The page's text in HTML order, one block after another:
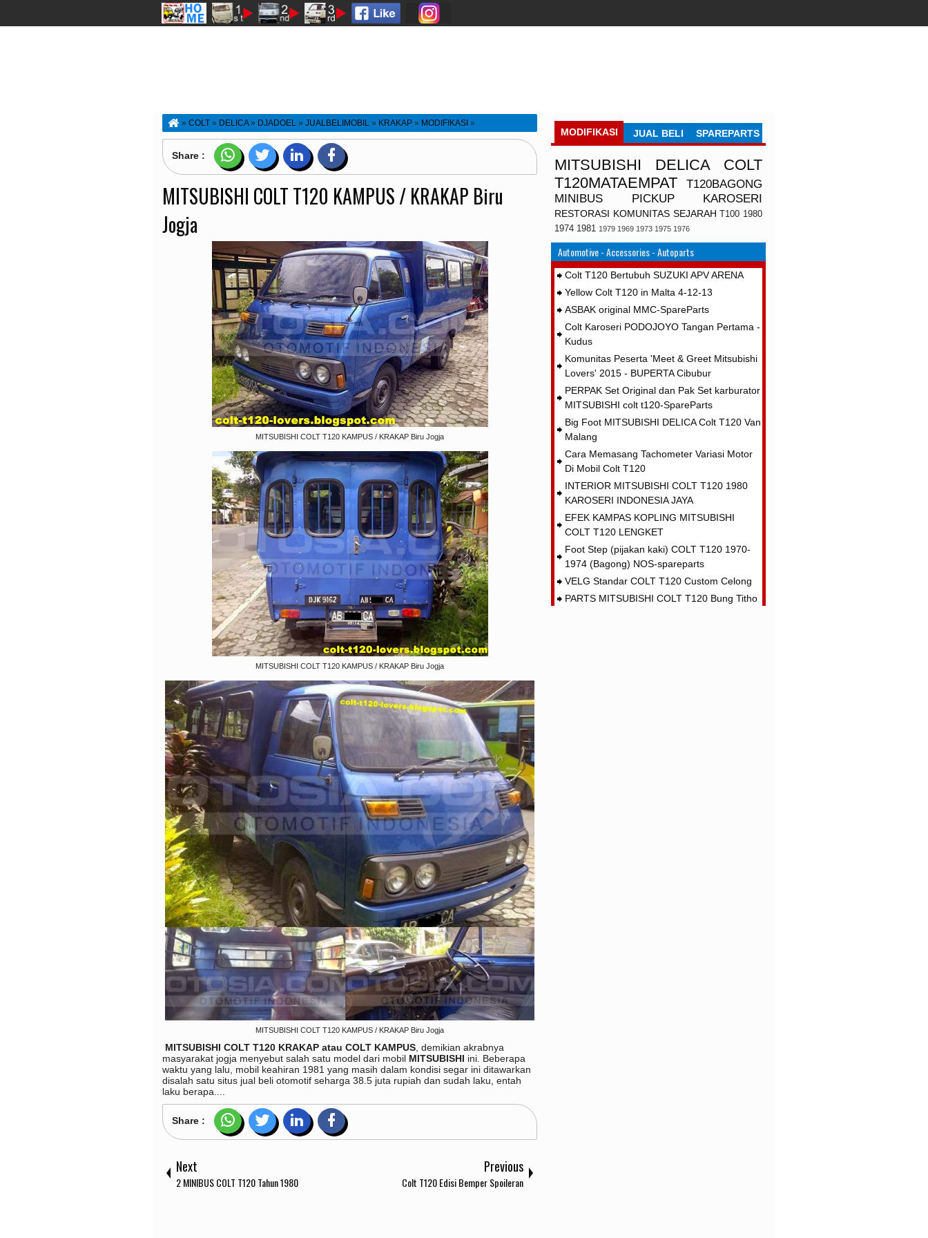
» COLT » DELICA» DJADOEL » JUALBELIMOBIL » KRAKAP » MODIFIKASI »
RAJAJALANAN»RESTORASI»T120MATAEMPAT»MITSUBISHI COLT T120 KAMPUS /
KRAKAP Biru Jogja
Share :
MITSUBISHI COLT T120 KAMPUS / KRAKAP Biru
Jogja
MITSUBISHI COLT T120 KAMPUS / KRAKAP Biru Jogja
MITSUBISHI COLT T120 KAMPUS / KRAKAP Biru Jogja
MITSUBISHI COLT T120 KAMPUS / KRAKAP Biru Jogja
MITSUBISHI COLT T120 KRAKAP atau COLT KAMPUS , demikian akrabnya
masyarakat jogja menyebut salah satu model dari mobil MITSUBISHI ini. Beberapa
waktu yang lalu, mobil keahiran 1981 yang masih dalam kondisi segar ini ditawarkan
disalah satu situs jual beli otomotif seharga 38.5 juta rupiah dan sudah laku, entah
laku berapa....
Share :
Next
2 MINIBUS COLT T120 Tahun 1980
Previous
Colt T120 Edisi Bemper Spoileran
MODIFIKASI JUAL BELI SPAREPARTS
MITSUBISHI DELICA
COLT
T120MATAEMPAT
T120BAGONG
MINIBUS
PICKUP KAROSERI
RESTORASI KOMUNITAS SEJARAH T100 1980
1974 1981 1979 1969 1973 1975 1976
Automotive - Accessories - Autoparts
Colt T120 Bertubuh SUZUKI APV ARENA
Yellow Colt T120 in Malta 4-12-13
ASBAK original MMC-SpareParts
Colt Karoseri PODOJOYO Tangan Pertama -
Kudus
Komunitas Peserta 'Meet & Greet Mitsubishi
Lovers' 2015 - BUPERTA Cibubur
PERPAK Set Original dan Pak Set karburator
MITSUBISHI colt t120-SpareParts
Big Foot MITSUBISHI DELICA Colt T120 Van
Malang
Cara Memasang Tachometer Variasi Motor
Di Mobil Colt T120
INTERIOR MITSUBISHI COLT T120 1980
KAROSERI INDONESIA JAYA
EFEK KAMPAS KOPLING MITSUBISHI
COLT T120 LENGKET
Foot Step (pijakan kaki) COLT T120 1970-
1974 (Bagong) NOS-spareparts
VELG Standar COLT T120 Custom Celong
PARTS MITSUBISHI COLT T120 Bung Titho